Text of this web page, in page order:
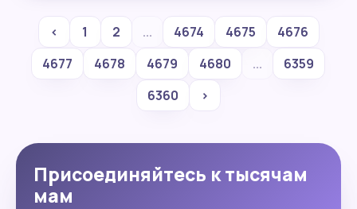
‹ 1 2 ... 4674 4675
4676
4677
4678 4679 4680 ...
6359
6360
›
Присоединяйтесь к тысячам
мам